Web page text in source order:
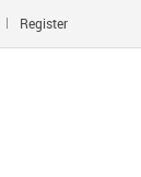
| Register